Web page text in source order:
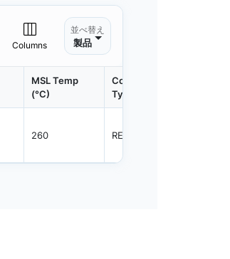
Columns
並べ替え
製品
MSL Temp
(°C)
Container
Type
260 REEL